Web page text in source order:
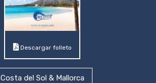
Descargar folleto
Costa del Sol & Mallorca